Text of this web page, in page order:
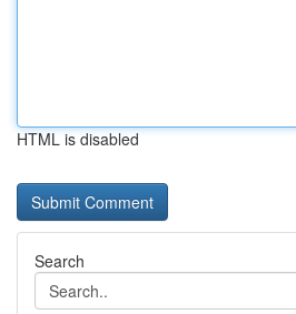
HTML is disabled
Search